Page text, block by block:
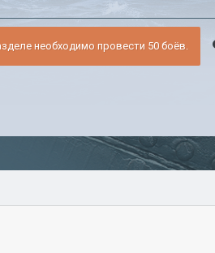
необходимо провести 50 боёв.